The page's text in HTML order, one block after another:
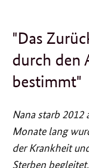
"Das
durch den
bestimmt"
Nana starb 2012
Monate lang
der Krankheit
Sterben